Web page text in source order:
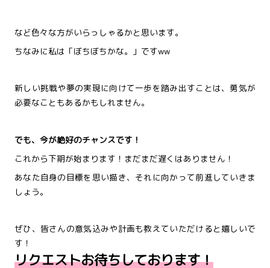
など色々な方がいらっしゃるかと思います。
ちなみに私は「ぼちぼちかな。」ですww
新しい挑戦や夢の実現に向けて一歩を踏み出すことは、勇気が
必要なこともあるかもしれません。
でも、今が絶好のチャンスです！
これから下期が始まります！まだまだ遅くはありません！
あなた自身の目標を思い描き、それに向かって前進していきま
しょう。
ぜひ、皆さんの意気込みや計画も教えていただけると嬉しいで
す！
リクエストお待ちしております！